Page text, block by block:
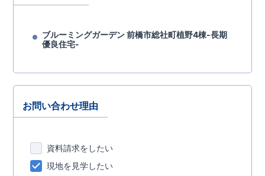
ブルーミングガーデン 前橋市総社町植野4棟-長期
優良住宅-
お問い合わせ理由
資料請求をしたい
現地を見学したい